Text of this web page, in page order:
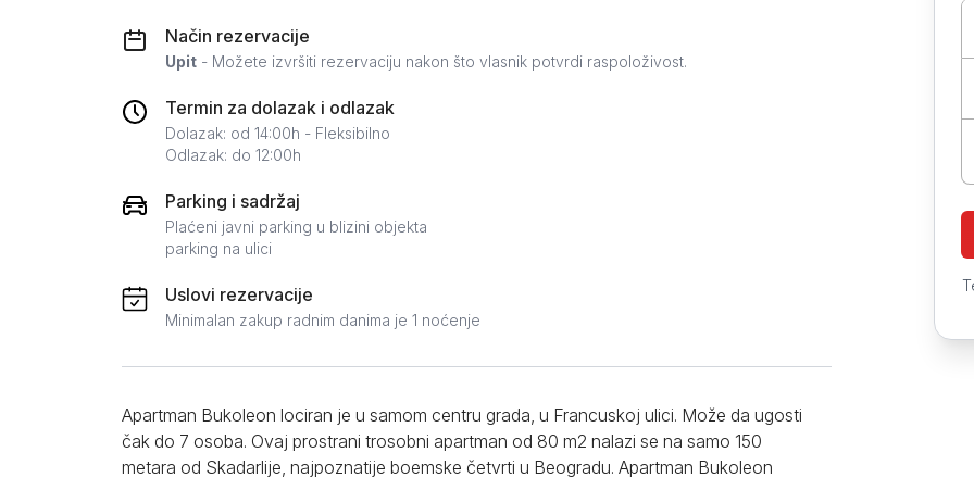
Način rezervacije
Upit - Možete izvršiti rezervaciju nakon što vlasnik potvrdi raspoloživost.
Termin za dolazak i odlazak
Dolazak: od 14:00h - Fleksibilno
Odlazak: do 12:00h
Parking i sadržaj
Plaćeni javni parking u blizini objekta
parking na ulici
Uslovi rezervacije
Minimalan zakup radnim danima je 1 noćenje
Apartman Bukoleon lociran je u samom centru grada, u Francuskoj ulici. Može da ugosti
čak do 7 osoba. Ovaj prostrani trosobni apartman od 80 m2 nalazi se na samo 150
metara od Skadarlije, najpoznatije boemske četvrti u Beogradu. Apartman Bukoleon